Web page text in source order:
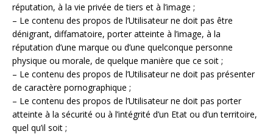
réputation, à la vie privée de tiers et à l’image ;
– Le contenu des propos de l’Utilisateur ne doit pas être
dénigrant, diffamatoire, porter atteinte à l’image, à la
réputation d’une marque ou d’une quelconque personne
physique ou morale, de quelque manière que ce soit ;
– Le contenu des propos de l’Utilisateur ne doit pas présenter
de caractère pornographique ;
– Le contenu des propos de l’Utilisateur ne doit pas porter
atteinte à la sécurité ou à l’intégrité d’un Etat ou d’un territoire,
quel qu’il soit ;